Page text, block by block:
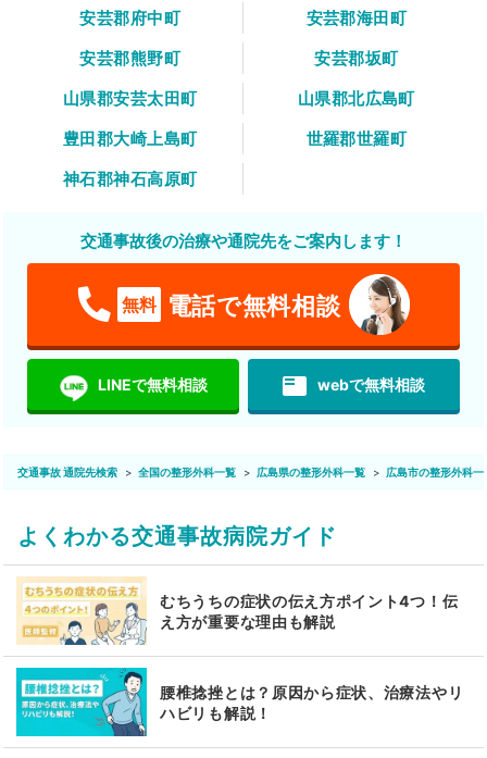
安芸郡府中町
安芸郡海田町
安芸郡熊野町
安芸郡坂町
山県郡安芸太田町
山県郡北広島町
豊田郡大崎上島町
世羅郡世羅町
神石郡神石高原町
交通事故後の治療や通院先をご案内します！
無料 電話で無料相談
LINEで無料相談 featured_play_list webで無料相談
交通事故 通院先検索 全国の整形外科一覧 広島県の整形外科一覧 広島市の整形外科一
よくわかる交通事故病院ガイド
むちうちの症状の伝え方ポイント4つ！伝
え方が重要な理由も解説
腰椎捻挫とは？原因から症状、治療法やリ
ハビリも解説！